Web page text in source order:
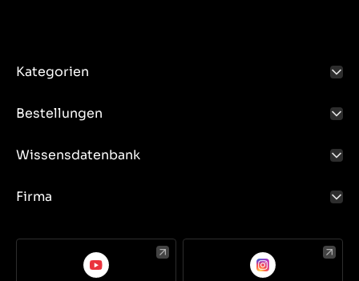
Kategorien
Bestellungen
Wissensdatenbank
Firma